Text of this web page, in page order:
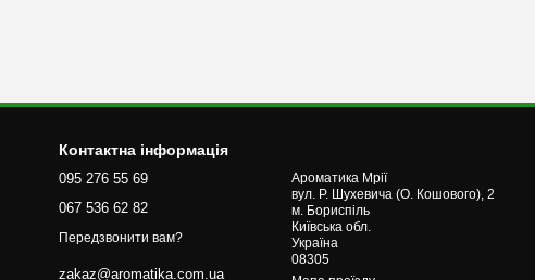
Контактна інформація
095 276 55 69
067 536 62 82
Передзвонити вам?
zakaz@aromatika.com.ua
Ароматика Мрії
вул. Р. Шухевича (О. Кошового), 2
м. Бориcпіль
Київська обл.
Україна
08305